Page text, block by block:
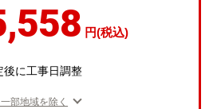
円(税込)
後に工事日調整
部地域を除く